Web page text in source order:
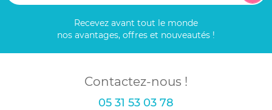
Recevez avant tout le monde
nos avantages, offres et nouveautés !
Contactez-nous !
05 31 53 03 78